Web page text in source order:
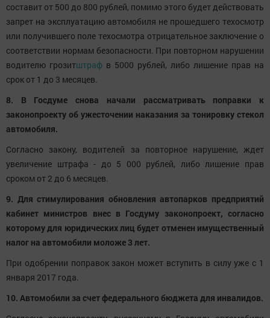
составит от 500 до 800 рублей, помимо этого будет действовать
запрет на эксплуатацию автомобиля не прошедшего техосмотр
или получившего поле техосмотра отрицательное заключение о
соответствии нормам безопасности. При повторном нарушении
водителю грозитштраф в 5000 рублей, либо лишение прав на
срок от 1 до 3 месяцев.
8. В Госдуме снова начали рассматривать поправки к
законопроекту об ужесточении наказания за тонировку стекол
автомобиля.
Согласно закону, водителей за повторное нарушение, ждет
увеличение штрафа - до 5 000 рублей, либо лишение прав
сроком от 2 до 6 месяцев.
9. Для стимулирования обновления автопарков предприятий
кабинет министров внес в Госдуму законопроект, согласно
которому для юридических лиц будет отменен имущественный
налог на автомобили моложе 3 лет.
При одобрении поправок закон может вступить в силу уже с 1
января 2017 года.
10. Автомобили за счет федерального бюджета для инвалидов.